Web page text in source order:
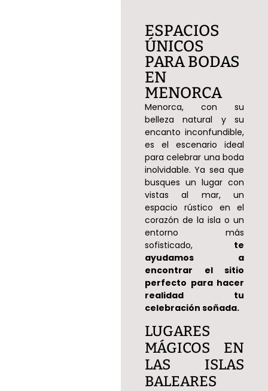
ESPACIOS
ÚNICOS
PARA BODAS
EN
MENORCA
Menorca, con su
belleza natural y su
encanto inconfundible,
es el escenario ideal
para celebrar una boda
inolvidable. Ya sea que
busques un lugar con
vistas al mar, un
espacio rústico en el
corazón de la isla o un
entorno más
sofisticado, te
ayudamos a
encontrar el sitio
perfecto para hacer
realidad tu
celebración soñada.
LUGARES
MÁGICOS EN
LAS ISLAS
BALEARES